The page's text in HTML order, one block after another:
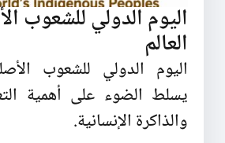
اليوم الدولي للشعوب
العالم
اليوم الدولي للشعوب
يسلط الضوء على أهمية
والذاكرة الإنسانية.